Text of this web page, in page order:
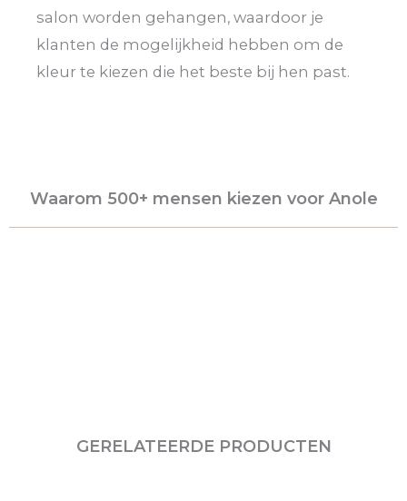
salon worden gehangen, waardoor je
klanten de mogelijkheid hebben om de
kleur te kiezen die het beste bij hen past.
Waarom 500+ mensen kiezen voor Anole
GERELATEERDE PRODUCTEN